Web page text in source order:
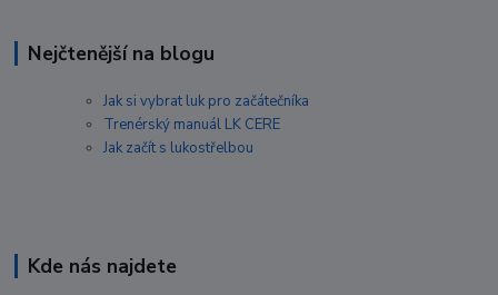
Nejčtenější na blogu
Jak si vybrat luk pro začátečníka
Trenérský manuál LK CERE
Jak začít s lukostřelbou
Kde nás najdete